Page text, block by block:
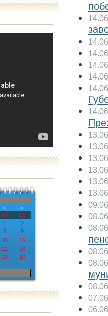
›
»
Сб
Вс
1
2
8
9
15
16
22
23
29
30